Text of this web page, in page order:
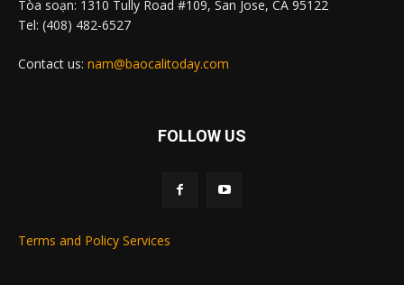
Tòa soạn: 1310 Tully Road #109, San Jose, CA 95122
Tel: (408) 482-6527
Contact us: nam@baocalitoday.com
FOLLOW US
Terms and Policy Services